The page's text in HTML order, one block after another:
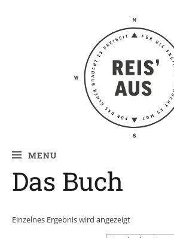
Reis' aus –
MENU
Das Buch
Einzelnes Ergebnis wird angezeigt